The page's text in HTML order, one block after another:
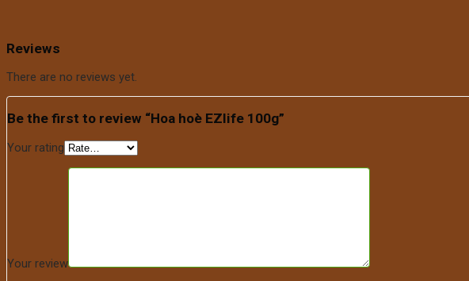
Reviews
There are no reviews yet.
Be the first to review “Hoa hoè EZlife 100g”
Your rating
Your review